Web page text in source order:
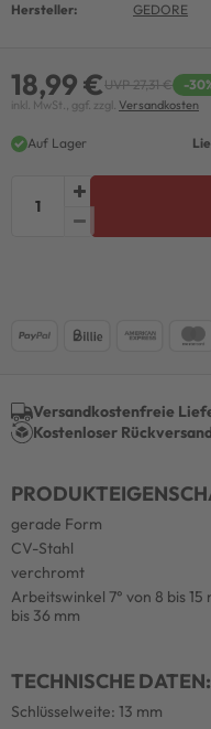
Hersteller:
GEDORE
18,99 €UVP 27,31 € -
inkl. MwSt., ggf. zzgl. Versandkosten
Auf Lager
Versandkostenfreie
Kostenloser
gerade Form
CV-Stahl
verchromt
Arbeitswinkel 7° von 8 bis 15
bis 36 mm
TECHNISCHE DATEN:
Schlüsselweite: 13 mm